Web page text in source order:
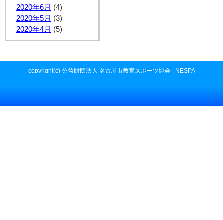
2020年6月 (4)
2020年5月 (3)
2020年4月 (5)
copyright(c) 公益財団法人 名古屋市教育スポーツ協会 | NESPA